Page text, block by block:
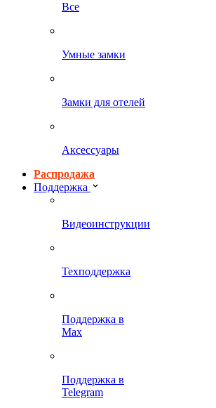
Все
Умные замки
Замки для отелей
Аксессуары
Распродажа
Поддержка
Видеоинструкции
Техподдержка
Поддержка в
Max
Поддержка в
Telegram